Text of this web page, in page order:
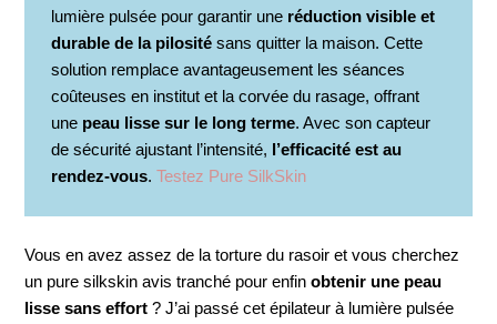
lumière pulsée pour garantir une réduction visible et
durable de la pilosité sans quitter la maison. Cette
solution remplace avantageusement les séances
coûteuses en institut et la corvée du rasage, offrant
une peau lisse sur le long terme. Avec son capteur
de sécurité ajustant l’intensité, l’efficacité est au
rendez-vous.Testez Pure SilkSkin
Vous en avez assez de la torture du rasoir et vous cherchez
un pure silkskin avis tranché pour enfinobtenir une peau
lisse sans effort ? J’ai passé cet épilateur à lumière pulsée